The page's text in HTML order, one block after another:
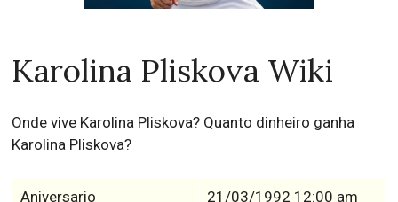
Karolina Pliskova Wiki
Onde vive Karolina Pliskova? Quanto dinheiro ganha
Karolina Pliskova?
Aniversario 21/03/1992 12:00 am